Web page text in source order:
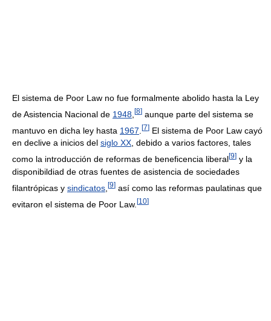
El sistema de Poor Law no fue formalmente abolido hasta la Ley
de Asistencia Nacional de 1948 [8] aunque parte del sistema se
mantuvo en dicha ley hasta 1967 [7] El sistema de Poor Law cayó
en declive a inicios del siglo XX, debido a varios factores, tales
como la introducción de reformas de beneficencia liberal[9] y la
disponibildiad de otras fuentes de asistencia de sociedades
filantrópicas y sindicatos [9] así como las reformas paulatinas que
evitaron el sistema de Poor Law. [10]